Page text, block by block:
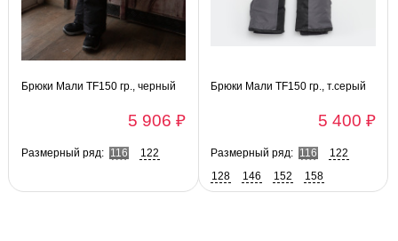
Брюки Мали TF150 гр., черный
5 906 ₽
Размерный ряд: 116 122
Брюки Мали TF150 гр., т.серый
5 400 ₽
Размерный ряд: 116
122
128
146 152 158